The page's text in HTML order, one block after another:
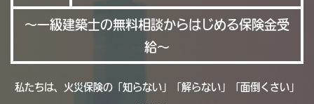
～一級建築士の無料相談からはじめる保険金受
給～
私たちは、火災保険の「知らない」「解らない」「面倒くさい」